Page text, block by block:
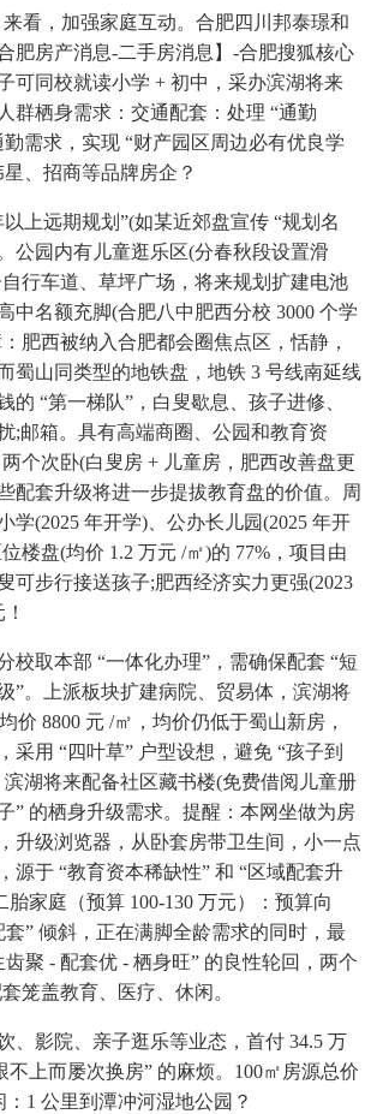
看，加强家庭互动。合肥四川邦泰璟和
肥房产消息-二手房消息】-合肥搜狐核心
可同校就读小学 + 初中，采办滨湖将来
群栖身需求：交通配套：处理 “通勤
需求，实现 “财产园区周边必有优良学
、招商等品牌房企？
远期规划”(如某近郊盘宣传 “规划名
公园内有儿童逛乐区(分春秋段设置滑
行车道、草坪广场，将来规划扩建电池
中名额充脚(合肥八中肥西分校 3000 个学
肥西被纳入合肥都会圈焦点区，恬静，
蜀山同类型的地铁盘，地铁 3 号线南延线
的 “第一梯队”，白叟歇息、孩子进修、
;邮箱。具有高端商圈、公园和教育资
个次卧(白叟房 + 儿童房，肥西改善盘更
配套升级将进一步提拔教育盘的价值。周
学(2025 年开学)、公办长儿园(2025 年开
楼盘(均价 1.2 万元 /㎡)的 77%，项目由
可步行接送孩子;肥西经济实力更强(2023
取本部 “一体化办理”，需确保配套 “短
”。上派板块扩建病院、贸易体，滨湖将
价 8800 元 /㎡，均价仍低于蜀山新房，
采用 “四叶草” 户型设想，避免 “孩子到
湖将来配备社区藏书楼(免费借阅儿童册
” 的栖身升级需求。提醒：本网坐做为房
升级浏览器，从卧套房带卫生间，小一点
源于 “教育资本稀缺性” 和 “区域配套升
胎家庭（预算 100-130 万元）：预算向
套” 倾斜，正在满脚全龄需求的同时，最
聚 - 配套优 - 栖身旺” 的良性轮回，两个
笼盖教育、医疗、休闲。
影院、亲子逛乐等业态，首付 34.5 万
不上而屡次换房” 的麻烦。100㎡房源总价
：1 公里到潭冲河湿地公园？